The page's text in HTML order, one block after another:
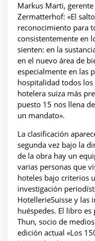
Markus Marti,
Zermatterhof: «El
reconocimiento para
consistentemente en
sienten: en la
en el nuevo área de
especialmente en las
hospitalidad todos los
hotelera suiza más
puesto 15 nos llena
un mandato».
La clasificación
segunda vez bajo la
de la obra hay un
varias personas que
hoteles bajo criterios
investigación
HotellerieSuisse y las
huéspedes. El libro
Thun, socio de
edición actual «Los